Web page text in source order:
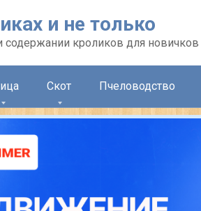
и не только
содержании кроликов для
Скот Пчеловодство